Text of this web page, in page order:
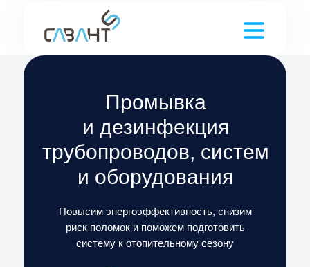
Промывка
и дезинфекция
трубопроводов, систем
и оборудования
Повысим энергоэффективность, снизим
риск поломок и поможем подготовить
систему к отопительному сезону